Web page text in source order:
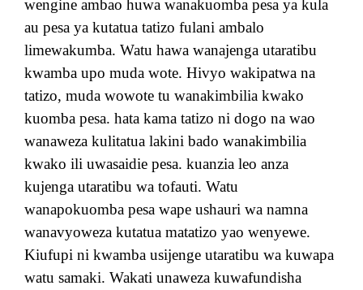
wengine ambao huwa wanakuomba pesa ya kula
au pesa ya kutatua tatizo fulani ambalo
limewakumba. Watu hawa wanajenga utaratibu
kwamba upo muda wote. Hivyo wakipatwa na
tatizo, muda wowote tu wanakimbilia kwako
kuomba pesa. hata kama tatizo ni dogo na wao
wanaweza kulitatua lakini bado wanakimbilia
kwako ili uwasaidie pesa. kuanzia leo anza
kujenga utaratibu wa tofauti. Watu
wanapokuomba pesa wape ushauri wa namna
wanavyoweza kutatua matatizo yao wenyewe.
Kiufupi ni kwamba usijenge utaratibu wa kuwapa
watu samaki. Wakati unaweza kuwafundisha